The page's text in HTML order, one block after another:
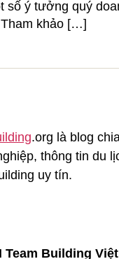
số ý tưởng quý
khảo […]
.org là blog
thông tin du
uy tín.
Team Building